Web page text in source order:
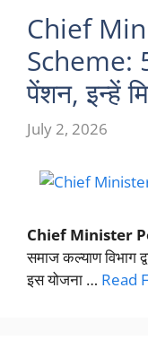
Chief
Scheme:
पेंशन, इन्हें
July 2, 2026
Chief Minister
समाज कल्याण विभाग
इस योजना … Read